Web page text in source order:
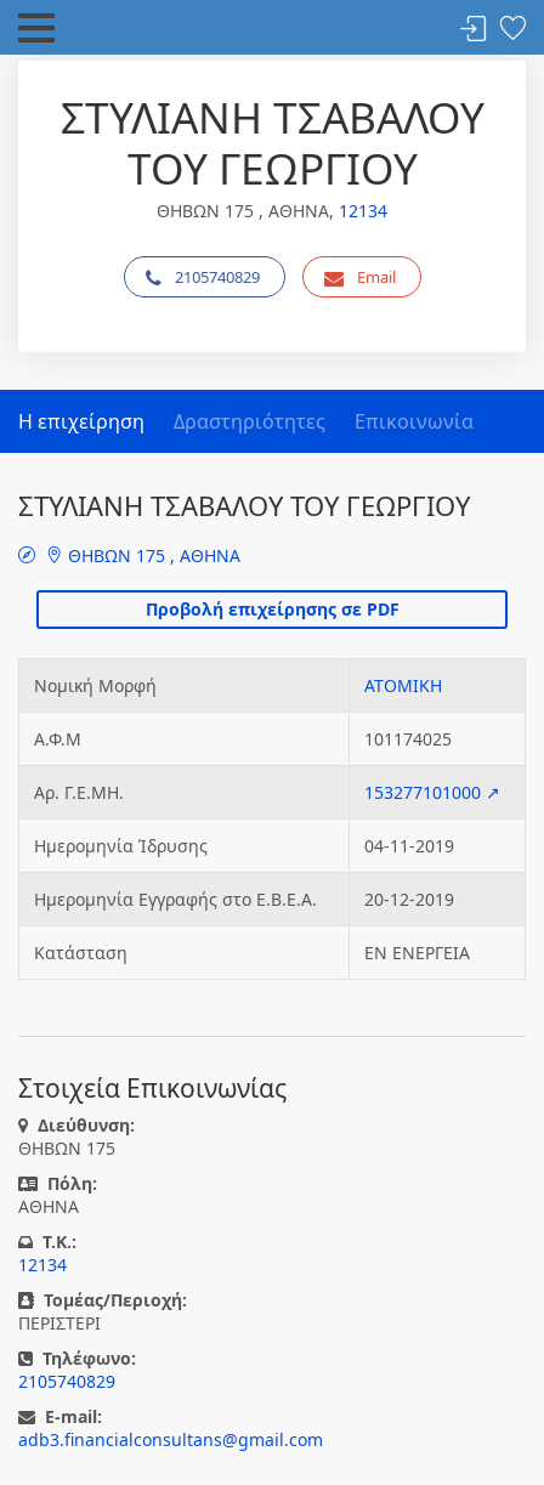
ΣΤΥΛΙΑΝΗ ΤΣΑΒΑΛΟΥ
ΤΟΥ ΓΕΩΡΓΙΟΥ
ΘΗΒΩΝ 175 , ΑΘΗΝΑ, 12134
2105740829 Email
Η επιχείρηση Δραστηριότητες Επικοινωνία
ΣΤΥΛΙΑΝΗ ΤΣΑΒΑΛΟΥ ΤΟΥ ΓΕΩΡΓΙΟΥ
ΘΗΒΩΝ 175 , ΑΘΗΝΑ
Νομική Μορφή ΑΤΟΜΙΚΗ
Α.Φ.Μ 101174025
Αρ. Γ.Ε.ΜΗ. 153277101000 ↗
Ημερομηνία Ίδρυσης 04-11-2019
Ημερομηνία Εγγραφής στο Ε.Β.Ε.Α. 20-12-2019
Κατάσταση ΕΝ ΕΝΕΡΓΕΙΑ
Στοιχεία Επικοινωνίας
Διεύθυνση:
ΘΗΒΩΝ 175
Πόλη:
ΑΘΗΝΑ
T.K.:
12134
Τομέας/Περιοχή:
ΠΕΡΙΣΤΕΡΙ
Τηλέφωνο:
2105740829
E-mail:
adb3.financialconsultans@gmail.com